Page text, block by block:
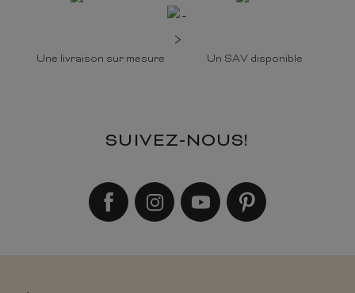
Une livraison sur mesure Un SAV disponible
SUIVEZ-NOUS!